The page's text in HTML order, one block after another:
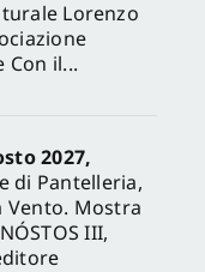
Lorenzo
Con il...
2027,
di Pantelleria,
Vento. Mostra
III,